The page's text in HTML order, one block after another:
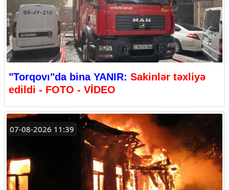
"Torqovı"da bina YANIR: Sakinlər təxliyə
edildi - FOTO - VİDEO
07-08-2026 11:39